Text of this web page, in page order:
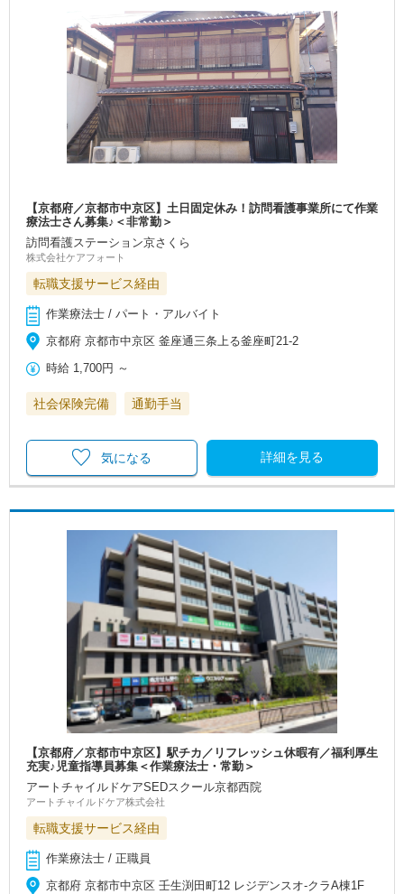
【京都府／京都市中京区】土日固定休み！訪問看護事業所にて作業
療法士さん募集♪＜非常勤＞
訪問看護ステーション京さくら
株式会社ケアフォート
転職支援サービス経由
作業療法士 / パート・アルバイト
京都府 京都市中京区 釜座通三条上る釜座町21-2
時給 1,700円 ～
社会保険完備 通勤手当
詳細を見る
気になる
【京都府／京都市中京区】駅チカ／リフレッシュ休暇有／福利厚生
充実♪児童指導員募集＜作業療法士・常勤＞
アートチャイルドケアSEDスクール京都西院
アートチャイルドケア株式会社
転職支援サービス経由
作業療法士 / 正職員
京都府 京都市中京区 壬生渕田町12 レジデンスオ-クラA棟1F